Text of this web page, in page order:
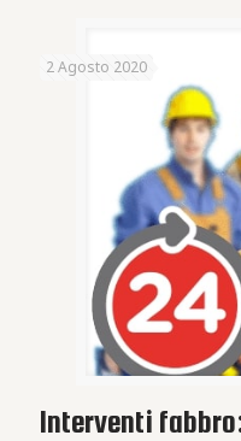
2 Agosto 2020
Interventi